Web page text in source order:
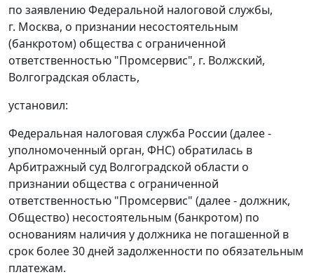
по заявлению Федеральной налоговой службы,
г. Москва, о признании несостоятельным
(банкротом) общества с ограниченной
ответственностью "Промсервис", г. Волжский,
Волгоградская область,
установил:
Федеральная налоговая служба России (далее -
уполномоченный орган, ФНС) обратилась в
Арбитражный суд Волгоградской области о
признании общества с ограниченной
ответственностью "Промсервис" (далее - должник,
Общество) несостоятельным (банкротом) по
основаниям наличия у должника не погашенной в
срок более 30 дней задолженности по обязательным
платежам.